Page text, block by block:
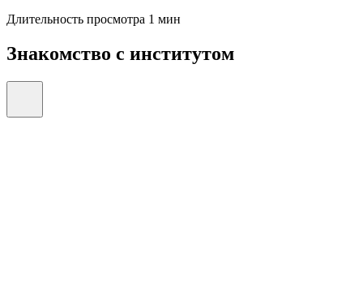
Длительность просмотра 1 мин
Знакомство с институтом